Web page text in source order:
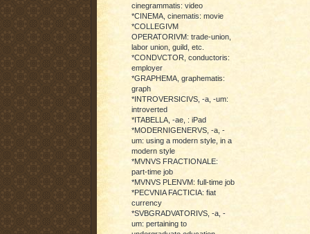
cinegrammatis: video
*CINEMA, cinematis: movie
*COLLEGIVM
OPERATORIVM: trade-union,
labor union, guild, etc.
*CONDVCTOR, conductoris:
employer
*GRAPHEMA, graphematis:
graph
*INTROVERSICIVS, -a, -um:
introverted
*ITABELLA, -ae, : iPad
*MODERNIGENERVS, -a, -
um: using a modern style, in a
modern style
*MVNVS FRACTIONALE:
part-time job
*MVNVS PLENVM: full-time job
*PECVNIA FACTICIA: fiat
currency
*SVBGRADVATORIVS, -a, -
um: pertaining to